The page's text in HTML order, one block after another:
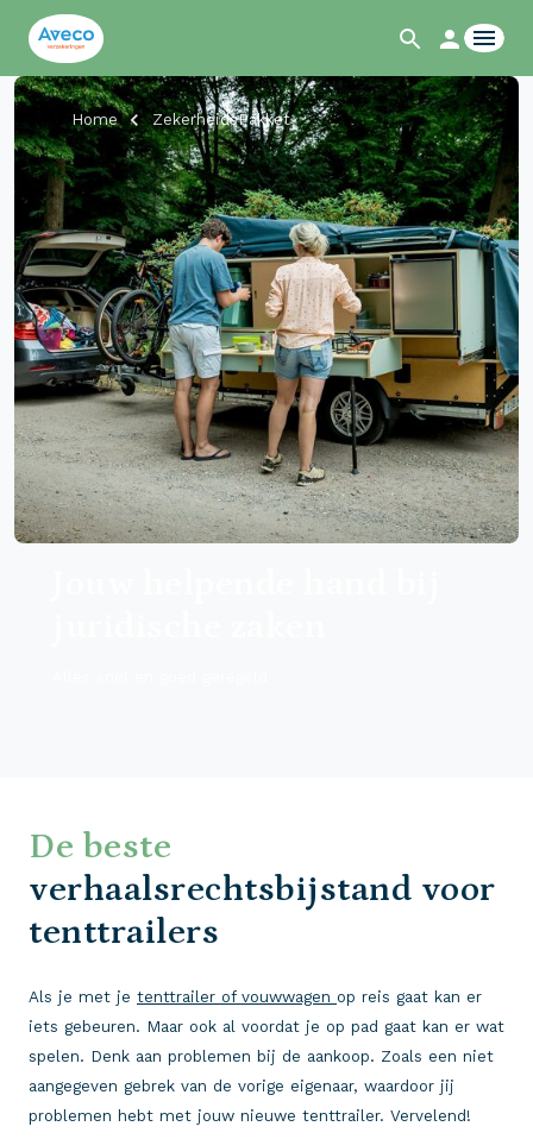
Home ZekerheidsPakket
De beste
verhaalsrechtsbijstand voor
tenttrailers
Als je met je tenttrailer of vouwwagen op reis gaat kan er
iets gebeuren. Maar ook al voordat je op pad gaat kan er wat
spelen. Denk aan problemen bij de aankoop. Zoals een niet
aangegeven gebrek van de vorige eigenaar, waardoor jij
problemen hebt met jouw nieuwe tenttrailer. Vervelend!